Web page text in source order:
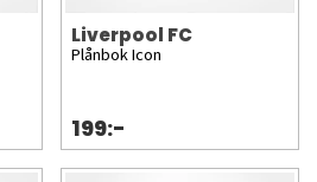
Liverpool FC
Plånbok Icon
199:-